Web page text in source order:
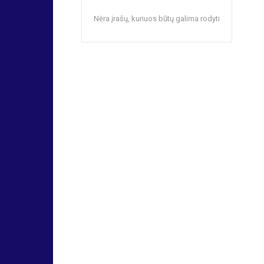
Nėra įrašų, kuriuos būtų galima rodyti